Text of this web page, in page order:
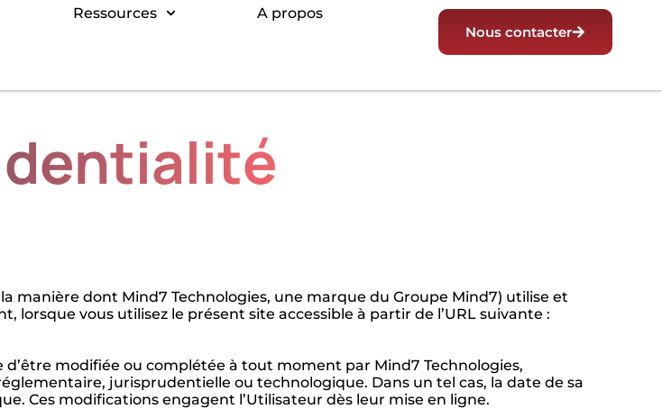
Ressources
A propos
Nous contacter
dont Mind7 Technologies, une marque du Groupe Mind7) utilise et
vous utilisez le présent site accessible à partir de l’URL suivante :
modifiée ou complétée à tout moment par Mind7 Technologies,
jurisprudentielle ou technologique. Dans un tel cas, la date de sa
Ces modifications engagent l’Utilisateur dès leur mise en ligne.